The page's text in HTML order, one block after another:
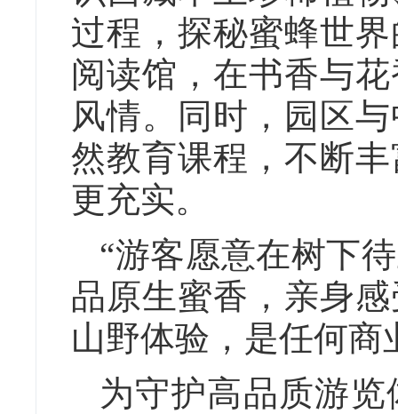
过程，探秘蜜蜂世
阅读馆，在书香与
风情。同时，园区
然教育课程，不断
更充实。
“游客愿意在树下
品原生蜜香，亲身
山野体验，是任何商
为守护高品质游